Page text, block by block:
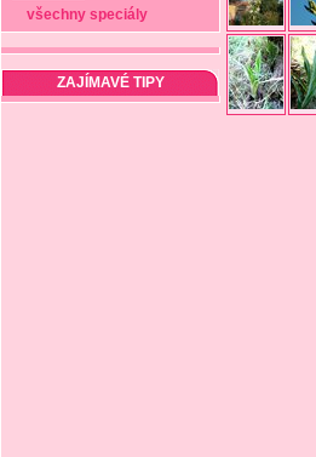
všechny speciály
ZAJÍMAVÉ TIPY